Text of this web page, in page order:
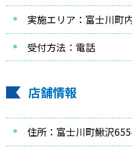
実施エリア：富士川町
受付方法：電話
店舗情報
住所：富士川町鰍沢